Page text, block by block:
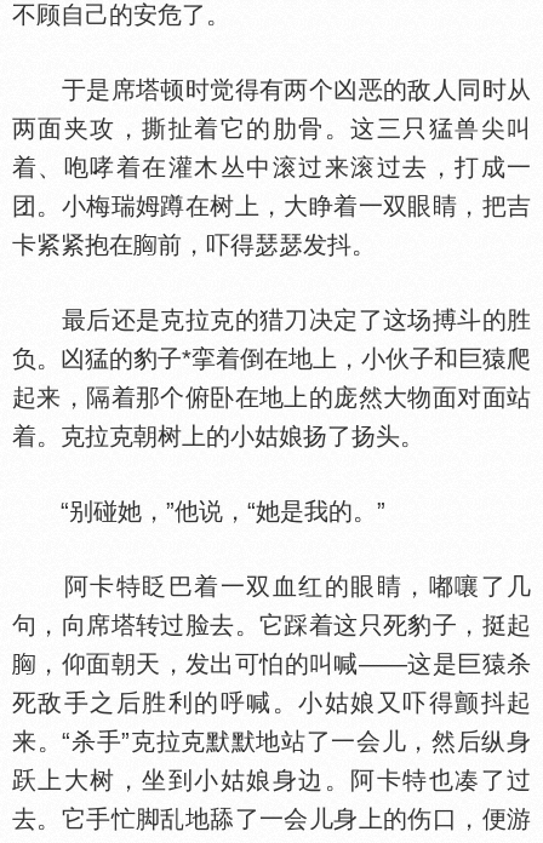
不顾自己的安危了。
于是席塔顿时觉得有两个凶恶的敌人同时从
两面夹攻，撕扯着它的肋骨。这三只猛兽尖叫
着、咆哮着在灌木丛中滚过来滚过去，打成一
团。小梅瑞姆蹲在树上，大睁着一双眼睛，把吉
卡紧紧抱在
前，吓得瑟瑟发抖。
最后还是克拉克的猎刀决定了这场搏斗的胜
负。凶猛的豹子*挛着倒在地上，小伙子和巨猿爬
起来，隔着那个俯卧在地上的庞然大物面对面站
着。克拉克朝树上的小姑娘扬了扬头。
“别碰她，”他说，“她是我的。”
阿卡特眨巴着一双血红的眼睛，嘟嚷了几
句，向席塔转过脸去。它踩着这只死豹子，挺起
，仰面朝天，发出可怕的叫喊——这是巨猿杀
死敌手之后胜利的呼喊。小姑娘又吓得颤抖起
来。“杀手”克拉克默默地站了一会儿，然后纵身
跃上大树，坐到小姑娘身边。阿卡特也凑了过
去。它手忙脚乱地舔了一会儿身上的伤口，便游